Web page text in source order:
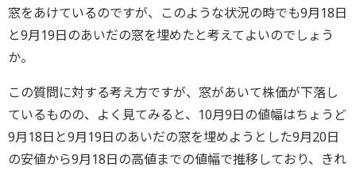
窓をあけているのですが、このような状況の時でも9月18日
と9月19日のあいだの窓を埋めたと考えてよいのでしょう
か。
この質問に対する考え方ですが、窓があいて株価が下落し
ているものの、よく見てみると、10月9日の値幅はちょうど
9月18日と9月19日のあいだの窓を埋めようとした9月20日
の安値から9月18日の高値までの値幅で推移しており、きれ